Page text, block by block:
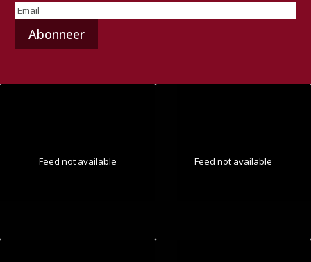
E-
mailadres
Feed not available Feed not available